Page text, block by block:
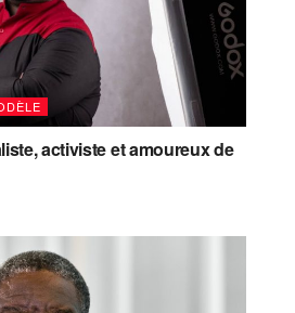
activiste et amoureux de